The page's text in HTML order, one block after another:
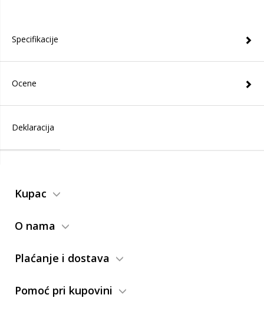
Specifikacije
Ocene
Deklaracija
Kupac
O nama
Plaćanje i dostava
Pomoć pri kupovini